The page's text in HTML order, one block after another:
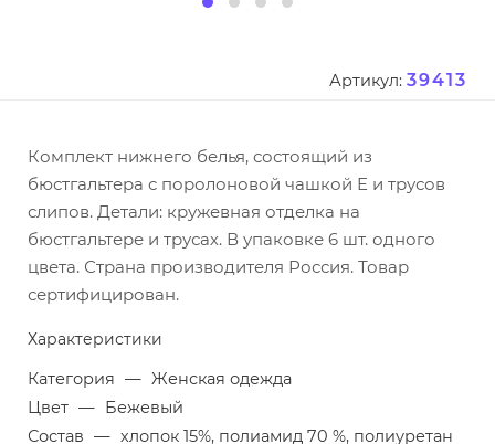
Артикул: 39413
Комплект нижнего белья, состоящий из
бюстгальтера с поролоновой чашкой E и трусов
слипов. Детали: кружевная отделка на
бюстгальтере и трусах. В упаковке 6 шт. одного
цвета. Страна производителя Россия. Товар
сертифицирован.
Характеристики
Категория — Женская одежда
Цвет — Бежевый
Состав — хлопок 15%, полиамид 70 %, полиуретан